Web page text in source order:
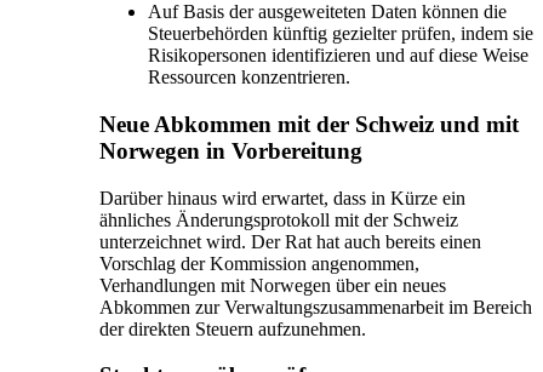
Auf Basis der ausgeweiteten Daten können die
Steuerbehörden künftig gezielter prüfen, indem sie
Risikopersonen identifizieren und auf diese Weise
Ressourcen konzentrieren.
Neue Abkommen mit der Schweiz und mit
Norwegen in Vorbereitung
Darüber hinaus wird erwartet, dass in Kürze ein
ähnliches Änderungsprotokoll mit der Schweiz
unterzeichnet wird. Der Rat hat auch bereits einen
Vorschlag der Kommission angenommen,
Verhandlungen mit Norwegen über ein neues
Abkommen zur Verwaltungszusammenarbeit im Bereich
der direkten Steuern aufzunehmen.